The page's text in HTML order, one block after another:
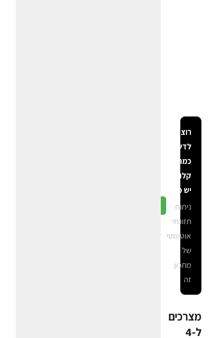
רוצה
לדעת
כמה
קלוריות
יש פה?
ניתוח
תזונתי
אוטומטי
של
מתכון
זה
מצרכים
ל-4